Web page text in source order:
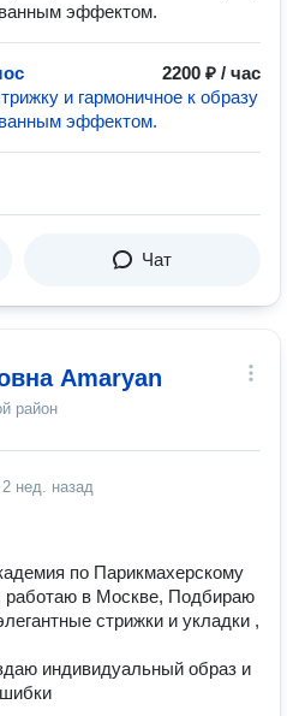
эффектом.
2200 ₽ / час
и гармоничное к образу
эффектом.
Чат
Amaryan
район
2 нед. назад
по Парикмахерскому
работаю в Москве, Подбираю
стрижки и укладки ,
индивидуальный образ и